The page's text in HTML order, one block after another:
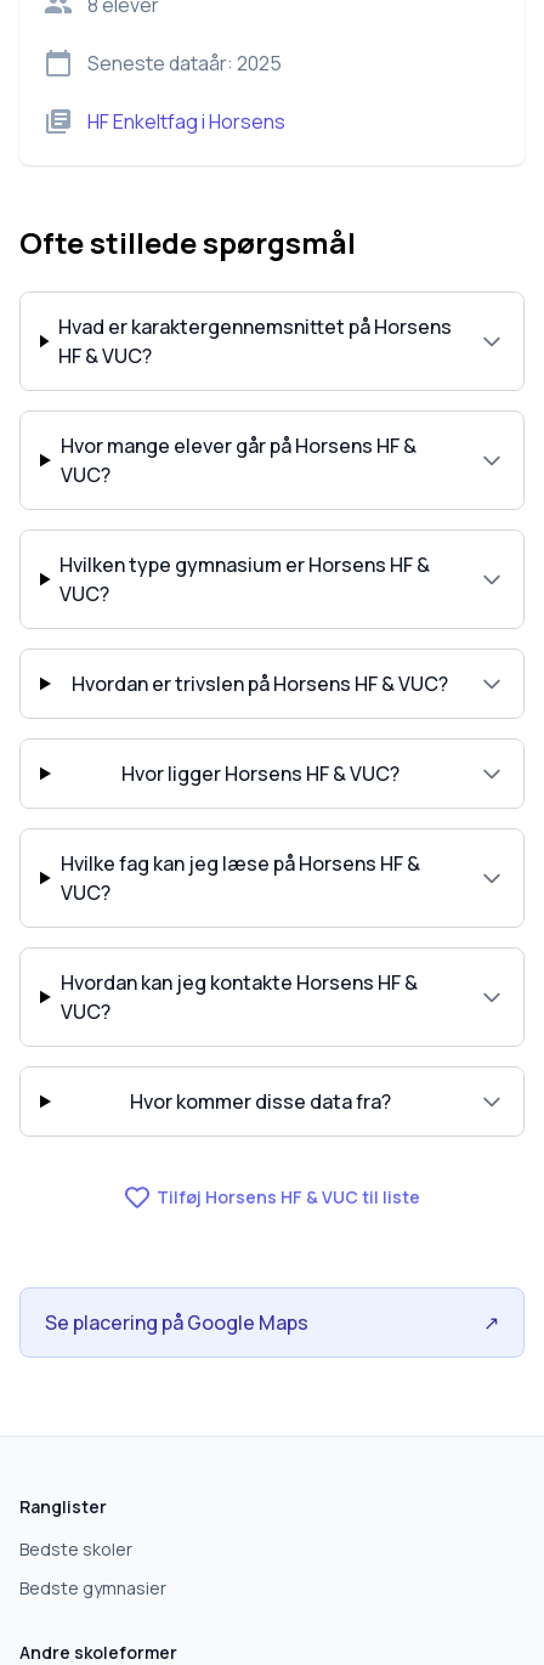
Seneste dataår: 2025
HF EnkeltfagiHorsens
Ofte stillede spørgsmål
Hvad er karaktergennemsnittet på Horsens
HF & VUC?
Hvor mange elever går på Horsens HF &
VUC?
Hvilken type gymnasium er Horsens HF &
VUC?
Hvordan er trivslen på Horsens HF & VUC?
Hvor ligger Horsens HF & VUC?
Hvilke fag kan jeg læse på Horsens HF &
VUC?
Hvordan kan jeg kontakte Horsens HF &
VUC?
Hvor kommer disse data fra?
Tilføj Horsens HF & VUC til liste
Se placering på Google Maps ↗
Hvad leder du efter?
Vi bruger dit valg til at stille de rigtige spørgsmål.
Grundskole
Ranglister
Bedste skoler
Bedste gymnasier
Andre skoleformer